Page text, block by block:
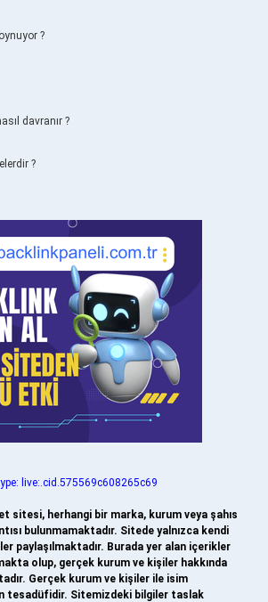
?
davranır ?
?
live:.cid.575569c608265c69
sitesi, herhangi bir marka, kurum veya şahıs
bulunmamaktadır. Sitede yalnızca kendi
paylaşılmaktadır. Burada yer alan içerikler
olup, gerçek kurum ve kişiler hakkında
Gerçek kurum ve kişiler ile isim
tesadüfidir. Sitemizdeki bilgiler taslak